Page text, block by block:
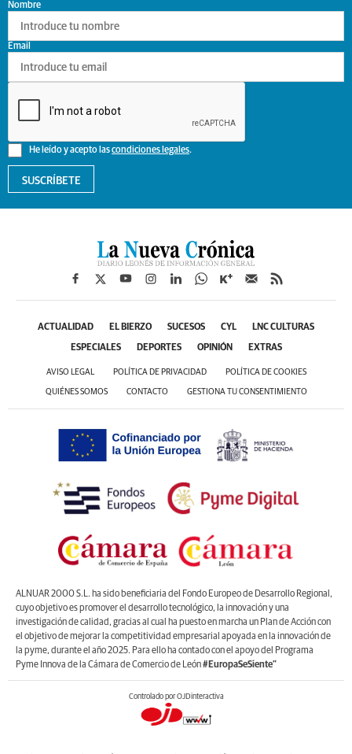
Nombre
He leído y acepto lascondiciones legales.
Email
SUSCRÍBETE
ACTUALIDAD EL BIERZO SUCESOS CYL LNC CULTURAS
ESPECIALES DEPORTES OPINIÓN EXTRAS
AVISO LEGAL POLÍTICA DE PRIVACIDAD POLÍTICA DE COOKIES
QUIÉNES SOMOS CONTACTO GESTIONA TU CONSENTIMIENTO
ALNUAR 2000 S.L. ha sido beneficiaria del Fondo Europeo de Desarrollo Regional,
cuyo objetivo es promover el desarrollo tecnológico, la innovación y una
investigación de calidad, gracias al cual ha puesto en marcha un Plan de Acción con
el objetivo de mejorar la competitividad empresarial apoyada en la innovación de
la pyme, durante el año 2025. Para ello ha contado con el apoyo del Programa
Pyme Innova de la Cámara de Comercio de León#EuropaSeSiente”
Controlado por OJDinteractiva